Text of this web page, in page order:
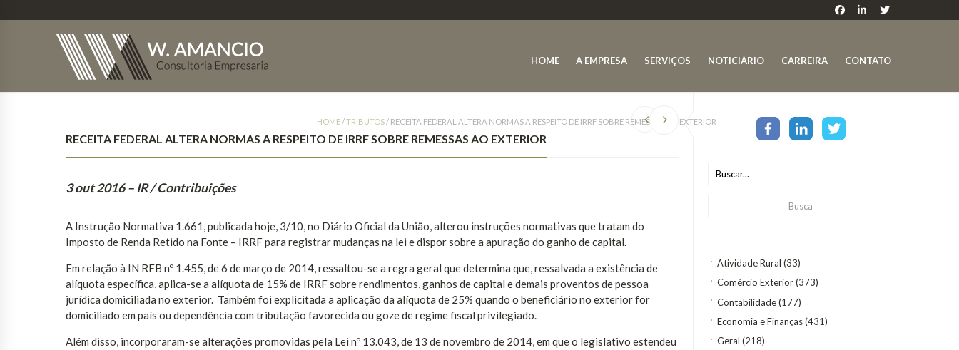
HOME A EMPRESA SERVIÇOS NOTICIÁRIO CARREIRA CONTATO
Atividade Rural (33)
Comércio Exterior(373)
Contabilidade(177)
Economia e Finanças(431)
Geral (218)
HOME/TRIBUTOS/ RECEITA FEDERAL ALTERA NORMAS A RESPEITO DE IRRF SOBRE REMESSAS AO EXTERIOR
RECEITA FEDERAL ALTERA NORMAS A RESPEITO DE IRRF SOBRE REMESSAS AO EXTERIOR
3 out 2016 – IR / Contribuições
A Instrução Normativa 1.661, publicada hoje, 3/10, no Diário Oficial da União, alterou instruções normativas que tratam do
Imposto de Renda Retido na Fonte – IRRF para registrar mudanças na lei e dispor sobre a apuração do ganho de capital.
Em relação à IN RFB nº 1.455, de 6 de março de 2014, ressaltou-se a regra geral que determina que, ressalvada a existência de
alíquota específica, aplica-se a alíquota de 15% de IRRF sobre rendimentos, ganhos de capital e demais proventos de pessoa
jurídica domiciliada no exterior. Também foi explicitada a aplicação da alíquota de 25% quando o beneficiário no exterior for
domiciliado em país ou dependência com tributação favorecida ou goze de regime fiscal privilegiado.
Além disso, incorporaram-se alterações promovidas pela Lei nº 13.043, de 13 de novembro de 2014, em que o legislativo estendeu